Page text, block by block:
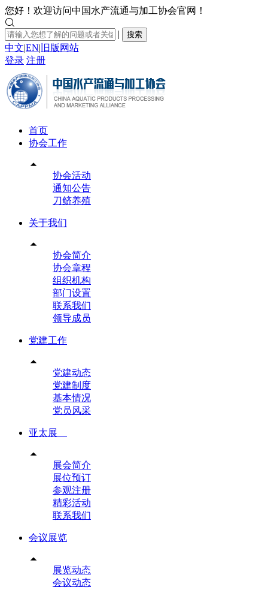
您好！欢迎访问中国水产流通与加工协会官网！

| 搜索
中文|EN| 旧版网站
登录 注册
首页
协会工作

协会活动
通知公告
刀鲚养殖
关于我们

协会简介
协会章程
组织机构
部门设置
联系我们
领导成员
党建工作

党建动态
党建制度
基本情况
党员风采
亚太展

展会简介
展位预订
参观注册
精彩活动
联系我们
会议展览

展览动态
会议动态